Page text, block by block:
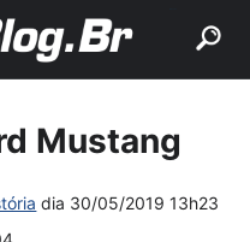
Mustang
dia 30/05/2019 13h23